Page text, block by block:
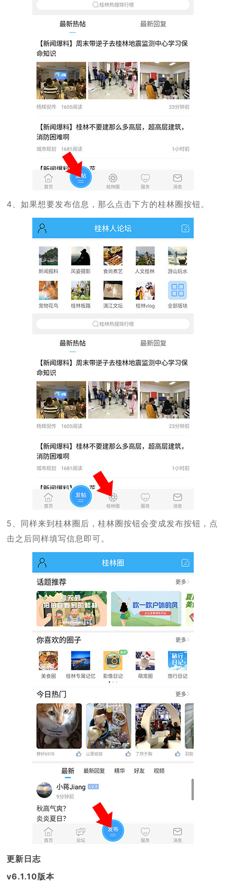
4、如果想要发布信息，那么点击下方的桂林圈按钮。
5、同样来到桂林圈后，桂林圈按钮会变成发布按钮，点
击之后同样填写信息即可。
更新日志
v6.1.10版本